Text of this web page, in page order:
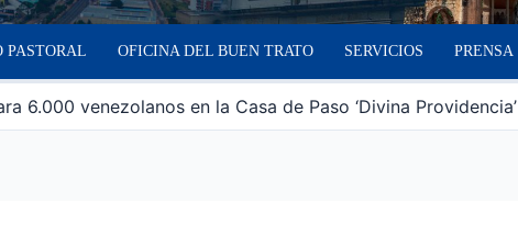
PASTORAL OFICINA DEL BUEN TRATO SERVICIOS PRENSA
6.000 venezolanos en la Casa de Paso ‘Divina Providencia’